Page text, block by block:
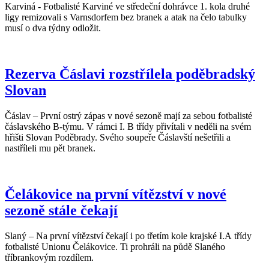
Karviná - Fotbalisté Karviné ve středeční dohrávce 1. kola druhé
ligy remizovali s Varnsdorfem bez branek a atak na čelo tabulky
musí o dva týdny odložit.
Rezerva Čáslavi rozstřílela poděbradský
Slovan
Čáslav – První ostrý zápas v nové sezoně mají za sebou fotbalisté
čáslavského B-týmu. V rámci I. B třídy přivítali v neděli na svém
hřišti Slovan Poděbrady. Svého soupeře Čáslavští nešetřili a
nastříleli mu pět branek.
Čelákovice na první vítězství v nové
sezoně stále čekají
Slaný – Na první vítězství čekají i po třetím kole krajské I.A třídy
fotbalisté Unionu Čelákovice. Ti prohráli na půdě Slaného
tříbrankovým rozdílem.